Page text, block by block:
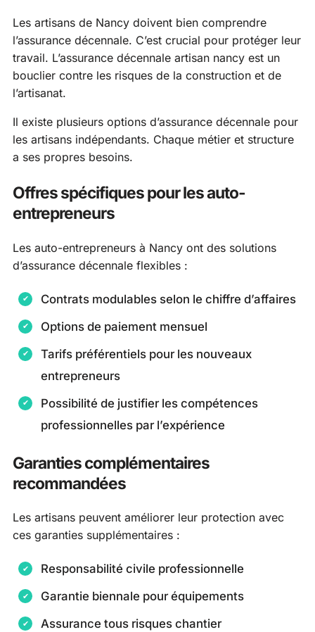
Les artisans de Nancy doivent bien comprendre
l’assurance décennale. C’est crucial pour protéger leur
travail. L’assurance décennale artisan nancy est un
bouclier contre les risques de la construction et de
l’artisanat.
Il existe plusieurs options d’assurance décennale pour
les artisans indépendants. Chaque métier et structure
a ses propres besoins.
Offres spécifiques pour les auto-
entrepreneurs
Les auto-entrepreneurs à Nancy ont des solutions
d’assurance décennale flexibles :
Contrats modulables selon le chiffre d’affaires
Options de paiement mensuel
Tarifs préférentiels pour les nouveaux
entrepreneurs
Possibilité de justifier les compétences
professionnelles par l’expérience
Garanties complémentaires
recommandées
Les artisans peuvent améliorer leur protection avec
ces garanties supplémentaires :
Responsabilité civile professionnelle
Garantie biennale pour équipements
Assurance tous risques chantier